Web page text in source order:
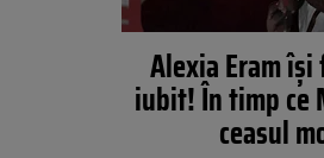
Alexia Eram își
iubit! În timp ce
ceasul